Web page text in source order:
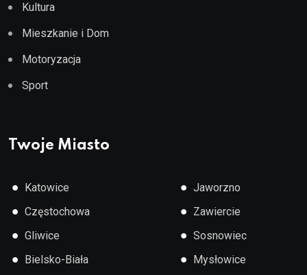
Kultura
Mieszkanie i Dom
Motoryzacja
Sport
Twoje Miasto
● Katowice
● Częstochowa
● Gliwice
● Bielsko-Biała
● Jaworzno
● Zawiercie
● Sosnowiec
● Mysłowice